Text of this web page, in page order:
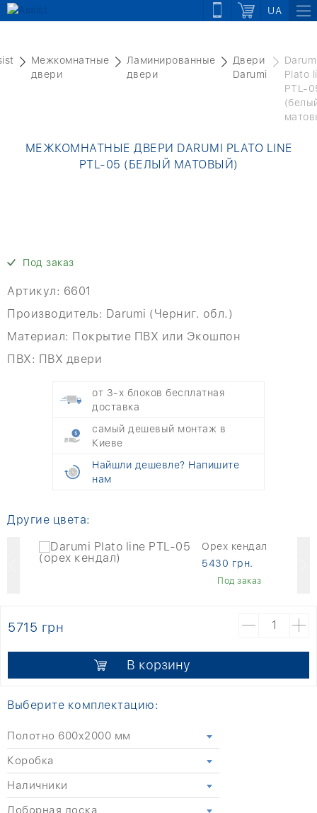
UA
Межкомнатные
двери
Ламинированные
двери
Двери
Darumi
Plato
PTL-
МЕЖКОМНАТНЫЕ ДВЕРИ DARUMI PLATO LINE
PTL-05 (БЕЛЫЙ МАТОВЫЙ)
Под заказ
Артикул: 6601
Производитель: Darumi (Черниг. обл.)
Материал: Покрытие ПВХ или Экошпон
ПВХ: ПВХ двери
от 3-х блоков бесплатная
доставка
самый дешевый монтаж в
Киеве
Найшли дешевле? Напишите
нам
Другие цвета:
Орех кендал
5430 грн.
Под заказ
5715 грн
В корзину
Выберите комплектацию:
Полотно 600x2000 мм
Коробка
Наличники
Доборная доска